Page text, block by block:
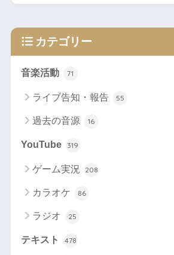
カテゴリー
音楽活動 71
ライブ告知・報告 55
過去の音源 16
YouTube 319
ゲーム実況 208
カラオケ 86
ラジオ 25
テキスト 478